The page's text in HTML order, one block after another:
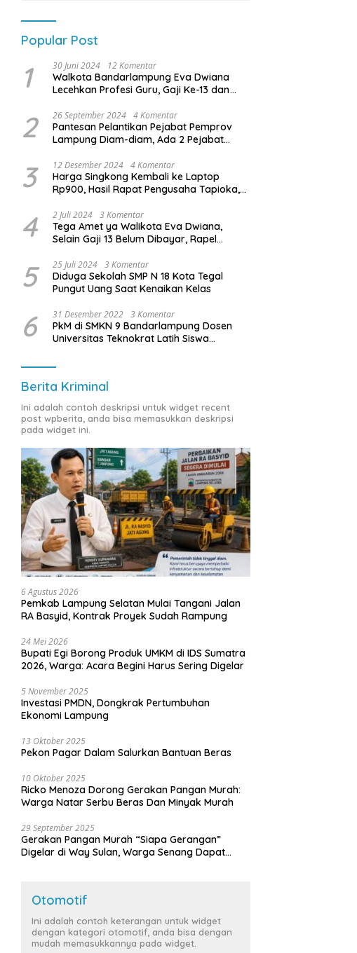
Popular Post
1 30 Juni 2024 12 Komentar
Walkota Bandarlampung Eva Dwiana
Lecehkan Profesi Guru, Gaji Ke-13 dan
2 26 September 2024 4 Komentar
Pantesan Pelantikan Pejabat Pemprov
Lampung Diam-diam, Ada 2 Pejabat
3 12 Desember 2024 4 Komentar
Harga Singkong Kembali ke Laptop
Rp900, Hasil Rapat Pengusaha Tapioka,
Lampung
4 2 Juli 2024 3 Komentar
Tega Amet ya Walikota Eva Dwiana,
Selain Gaji 13 Belum Dibayar, Rapel
Dibayar
5 25 Juli 2024 3 Komentar
Diduga Sekolah SMP N 18 Kota Tegal
Pungut Uang Saat Kenaikan Kelas
6 31 Desember 2022 3 Komentar
PkM di SMKN 9 Bandarlampung Dosen
Universitas Teknokrat Latih Siswa
Berita Kriminal
Ini adalah contoh deskripsi untuk widget recent
post wpberita, anda bisa memasukkan deskripsi
pada widget ini.
6 Agustus 2026
Pemkab Lampung Selatan Mulai Tangani Jalan
RA Basyid, Kontrak Proyek Sudah Rampung
24 Mei 2026
Bupati Egi Borong Produk UMKM di IDS Sumatra
2026, Warga: Acara Begini Harus Sering Digelar
5 November 2025
Investasi PMDN, Dongkrak Pertumbuhan
Ekonomi Lampung
13 Oktober 2025
Pekon Pagar Dalam Salurkan Bantuan Beras
10 Oktober 2025
Ricko Menoza Dorong Gerakan Pangan Murah:
Warga Natar Serbu Beras Dan Minyak Murah
29 September 2025
Gerakan Pangan Murah “Siapa Gerangan”
Digelar di Way Sulan, Warga Senang Dapat
Otomotif
Ini adalah contoh keterangan untuk widget
dengan kategori otomotif, anda bisa dengan
mudah memasukkannya pada widget.